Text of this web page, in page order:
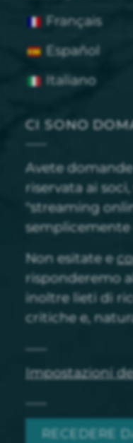
Français
Español
Italiano
CI SONO
Avete
riservata ai
"streaming
semplicemente
Non esitate e
risponderemo
inoltre lieti di
critiche e,
Impostazioni
RECEDERE